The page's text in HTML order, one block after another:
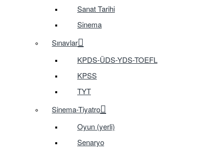
Sanat Tarihi
Sinema
Sınavlar
KPDS-ÜDS-YDS-TOEFL
KPSS
TYT
Sinema-Tiyatro
Oyun (yerli)
Senaryo